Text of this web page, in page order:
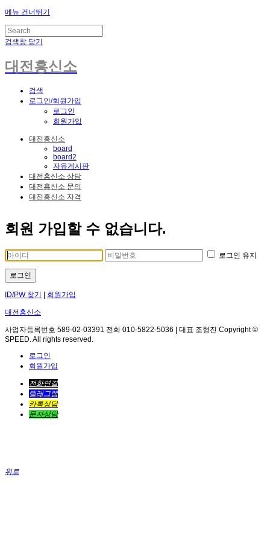
메뉴 건너뛰기
검색창 닫기
대전흥신소
검색
로그인/회원가입
로그인
회원가입
대전흥신소
board
board2
자유게시판
대전흥신소 상담
대전흥신소 문의
대전흥신소 자격
회원 가입할 수 없습니다.
로그인 유지
로그인
ID/PW 찾기 회원가입
대전흥신소
사업자등록번호 589-02-03391 전화 010-5822-5036 | 대표 조형진 Copyright ©
SPEED. All rights reserved.
로그인
회원가입
전화연결
텔레그램
카톡상담
문자상담
위로